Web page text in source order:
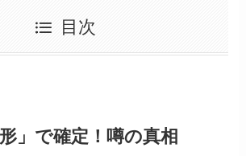
目次
」で確定！噂の真相